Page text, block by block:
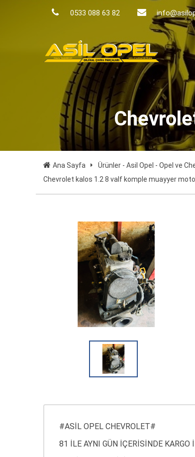
0533 088 63 82
Ana Sayfa Ürünler - Asil Opel - Opel ve
Chevrolet kalos 1.2 8 valf komple muayyer
#ASİL OPEL CHEVROLET#
81 İLE AYNI GÜN İÇERİSİNDE KARGO